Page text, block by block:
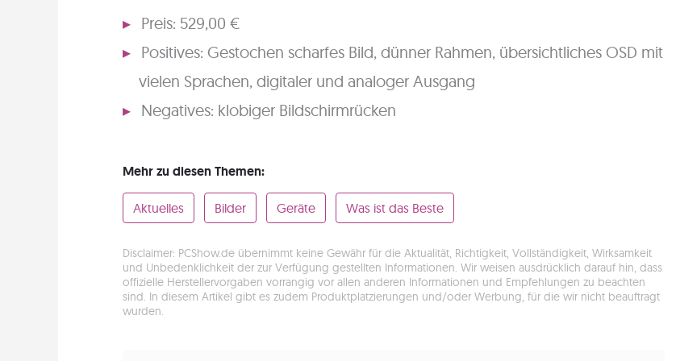
Preis: 529,00 €
Positives: Gestochen scharfes Bild, dünner Rahmen, übersichtliches OSD mit
vielen Sprachen, digitaler und analoger Ausgang
Negatives: klobiger Bildschirmrücken
Mehr zu diesen Themen:
Aktuelles Bilder Geräte Was ist das Beste
Disclaimer: PCShow.de übernimmt keine Gewähr für die Aktualität, Richtigkeit, Vollständigkeit, Wirksamkeit
und Unbedenklichkeit der zur Verfügung gestellten Informationen. Wir weisen ausdrücklich darauf hin, dass
offizielle Herstellervorgaben vorrangig vor allen anderen Informationen und Empfehlungen zu beachten
sind. In diesem Artikel gibt es zudem Produktplatzierungen und/oder Werbung, für die wir nicht beauftragt
wurden.